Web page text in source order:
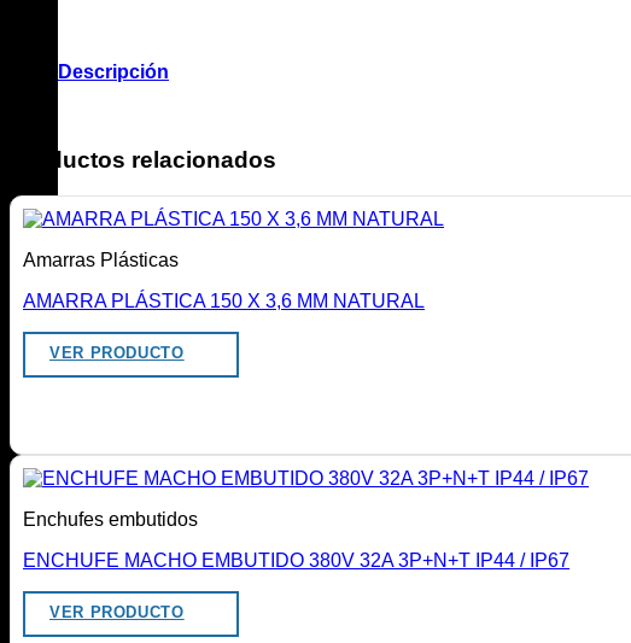
Descripción
Productos relacionados
Amarras Plásticas
AMARRA PLÁSTICA 150 X 3,6 MM NATURAL
VER PRODUCTO
Enchufes embutidos
ENCHUFE MACHO EMBUTIDO 380V 32A 3P+N+T IP44 / IP67
VER PRODUCTO